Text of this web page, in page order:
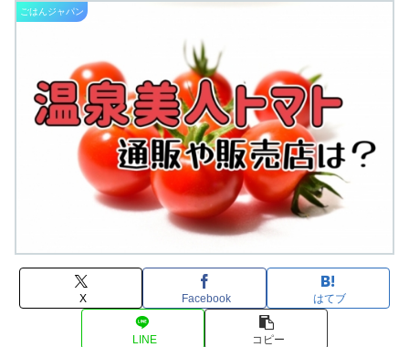
ごはんジャパン
X Facebook はてブ
LINE コピー